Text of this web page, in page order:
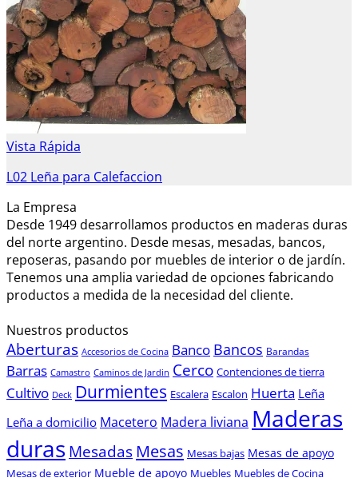
Vista Rápida
L02 Leña para Calefaccion
La Empresa
Desde 1949 desarrollamos productos en maderas duras
del norte argentino. Desde mesas, mesadas, bancos,
reposeras, pasando por muebles de interior o de jardín.
Tenemos una amplia variedad de opciones fabricando
productos a medida de la necesidad del cliente.
Nuestros productos
Aberturas Accesorios de Cocina Banco Bancos Barandas
Barras Camastro Caminos de Jardin Cerco Contenciones de tierra
Cultivo Deck Durmientes Escalera Escalon Huerta Leña
Leña a domicilio Macetero Madera liviana Maderas
duras Mesadas Mesas Mesas bajas Mesas de apoyo
Mesas de exterior Mueble de apoyo Muebles Muebles de Cocina